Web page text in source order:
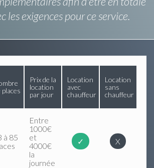
les exigences pour ce service.
places
Prix de la
location
par jour
Location
avec
chauffeur
Location
sans
chauffeur
à 85
Entre
1000€
et
4000€
la
journée
✓ X